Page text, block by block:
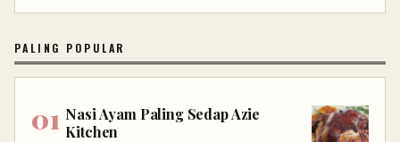
PALING POPULAR
Nasi Ayam Paling Sedap Azie
Kitchen